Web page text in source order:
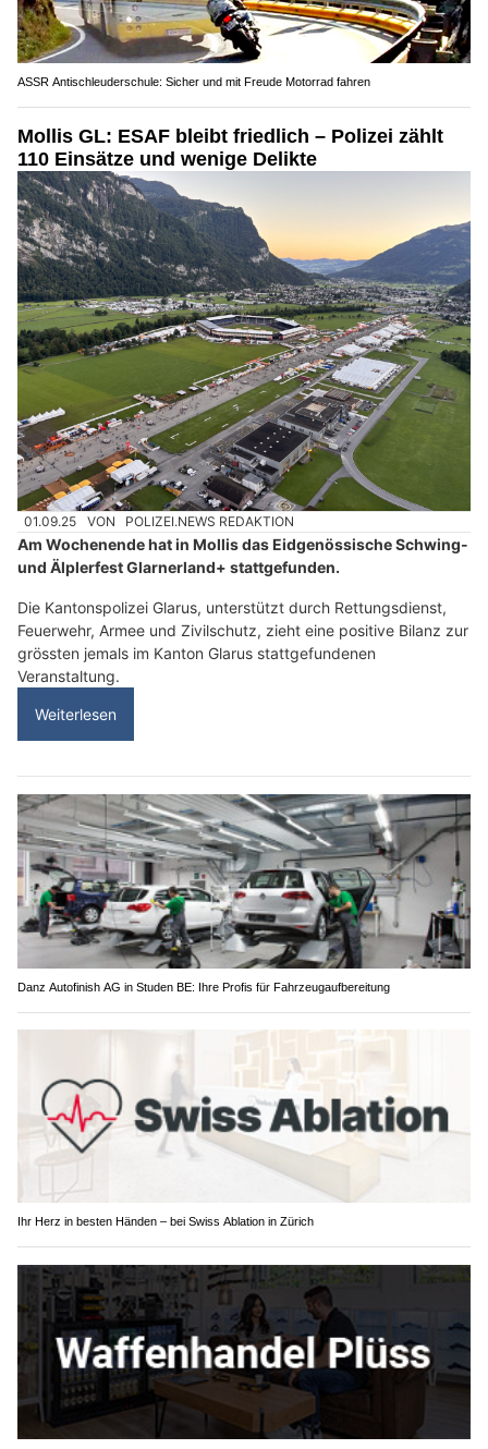
ASSR Antischleuderschule: Sicher und mit Freude Motorrad fahren
Mollis GL: ESAF bleibt friedlich – Polizei zählt
110 Einsätze und wenige Delikte
01.09.25 VON POLIZEI.NEWS REDAKTION
Am Wochenende hat in Mollis das Eidgenössische Schwing-
und Älplerfest Glarnerland+ stattgefunden.
Die Kantonspolizei Glarus, unterstützt durch Rettungsdienst,
Feuerwehr, Armee und Zivilschutz, zieht eine positive Bilanz zur
grössten jemals im Kanton Glarus stattgefundenen
Veranstaltung.
Weiterlesen
Danz Autofinish AG in Studen BE: Ihre Profis für Fahrzeugaufbereitung
Ihr Herz in besten Händen – bei Swiss Ablation in Zürich